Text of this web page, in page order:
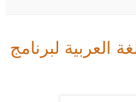
العربية لبرنامج